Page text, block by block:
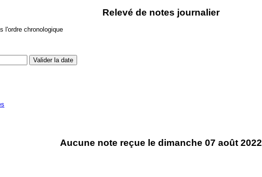
Relevé de notes journalier
l'ordre chronologique
Aucune note reçue le dimanche 07 août 2022